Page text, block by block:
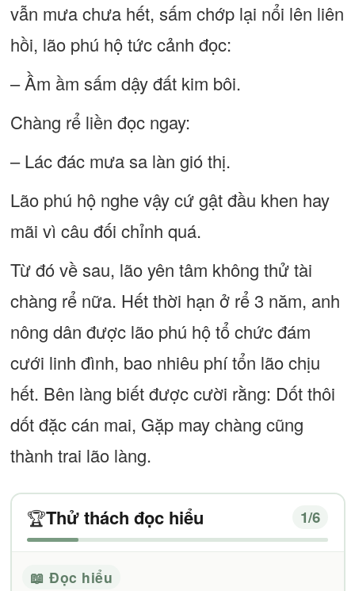
vẫn mưa chưa hết, sấm chớp lại nổi lên liên
hồi, lão phú hộ tức cảnh đọc:
– Ầm ầm sấm dậy đất kim bôi.
Chàng rể liền đọc ngay:
– Lác đác mưa sa làn gió thị.
Lão phú hộ nghe vậy cứ gật đầu khen hay
mãi vì câu đối chỉnh quá.
Từ đó về sau, lão yên tâm không thử tài
chàng rể nữa. Hết thời hạn ở rể 3 năm, anh
nông dân được lão phú hộ tổ chức đám
cưới linh đình, bao nhiêu phí tổn lão chịu
hết. Bên làng biết được cười rằng: Dốt thôi
dốt đặc cán mai, Gặp may chàng cũng
thành trai lão làng.
🏆Thử thách đọc hiểu 1/6
📖 Đọc hiểu